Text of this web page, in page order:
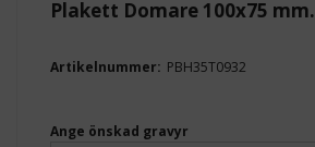
Plakett Domare 100x75 mm.
Artikelnummer: PBH35T0932
Ange önskad gravyr